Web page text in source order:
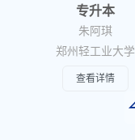
专升本
朱阿琪
郑州轻工业大学
查看详情